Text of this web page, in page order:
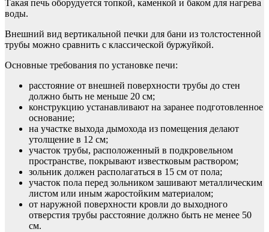
Такая печь оборудуется топкой, каменкой и баком для нагрева
воды.
Внешний вид вертикальной печки для бани из толстостенной
трубы можно сравнить с классической буржуйкой.
Основные требования по установке печи:
расстояние от внешней поверхности трубы до стен
должно быть не меньше 20 см;
конструкцию устанавливают на заранее подготовленное
основание;
на участке выхода дымохода из помещения делают
утолщение в 12 см;
участок трубы, расположенный в подкровельном
пространстве, покрывают известковым раствором;
зольник должен располагаться в 15 см от пола;
участок пола перед зольником зашивают металлическим
листом или иным жаростойким материалом;
от наружной поверхности кровли до выходного
отверстия трубы расстояние должно быть не менее 50
см.